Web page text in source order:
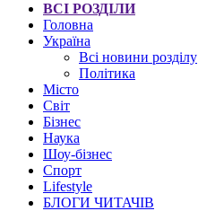
ВСІ РОЗДІЛИ
Головна
Україна
Всі новини розділу
Політика
Місто
Світ
Бізнес
Наука
Шоу-бізнес
Спорт
Lifestyle
БЛОГИ ЧИТАЧІВ